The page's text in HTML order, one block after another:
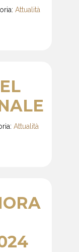
Attualità
Attualità